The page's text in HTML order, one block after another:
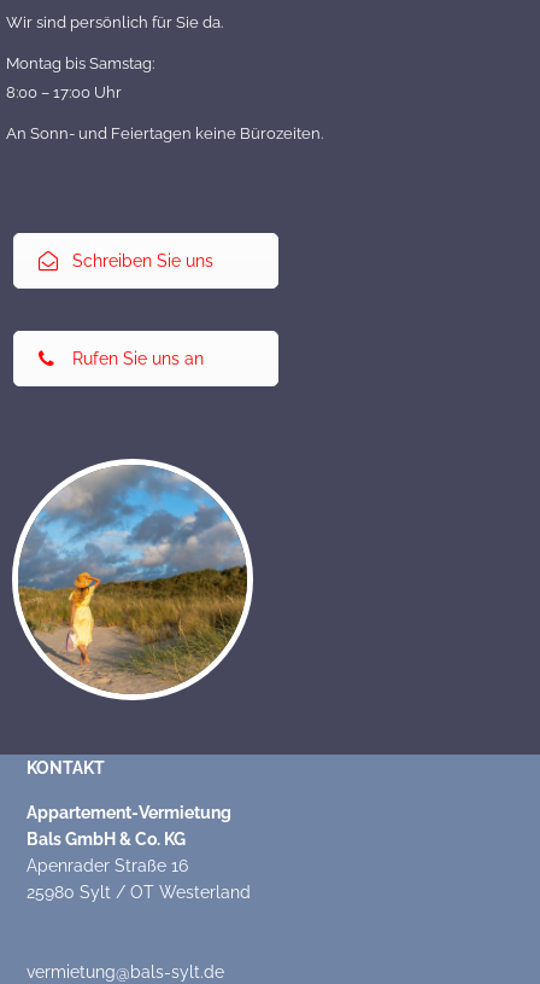
Wir sind persönlich für Sie da.
Montag bis Samstag:
8:00 – 17:00 Uhr
An Sonn- und Feiertagen keine Bürozeiten.
Schreiben Sie uns
Rufen Sie uns an
KONTAKT
Appartement-Vermietung
Bals GmbH & Co. KG
Apenrader Straße 16
25980 Sylt / OT Westerland
vermietung@bals-sylt.de